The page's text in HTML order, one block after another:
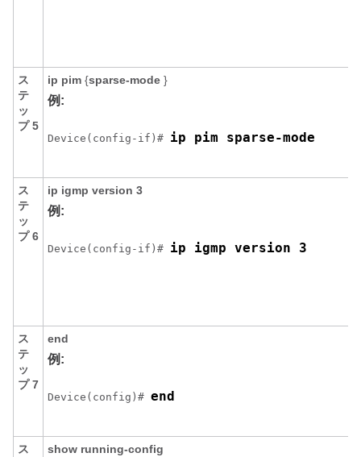
ス
テ
ッ
プ 5
ip pim {sparse-mode }
例:
Device(config-if)# ip pim sparse-mode
ス
テ
ッ
プ 6
ip igmp version 3
例:
Device(config-if)# ip igmp version 3
ス
テ
ッ
プ 7
end
例:
Device(config)# end
ス
show running-config